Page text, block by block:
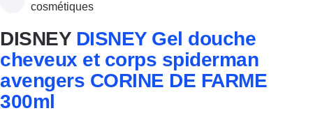
cosmétiques
DISNEY DISNEY Gel douche
cheveux et corps spiderman
avengers CORINE DE FARME
300ml